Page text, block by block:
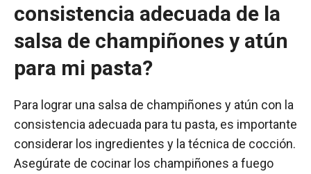
consistencia adecuada de la
salsa de champiñones y atún
para mi pasta?
Para lograr una salsa de champiñones y atún con la
consistencia adecuada para tu pasta, es importante
considerar los ingredientes y la técnica de cocción.
Asegúrate de cocinar los champiñones a fuego